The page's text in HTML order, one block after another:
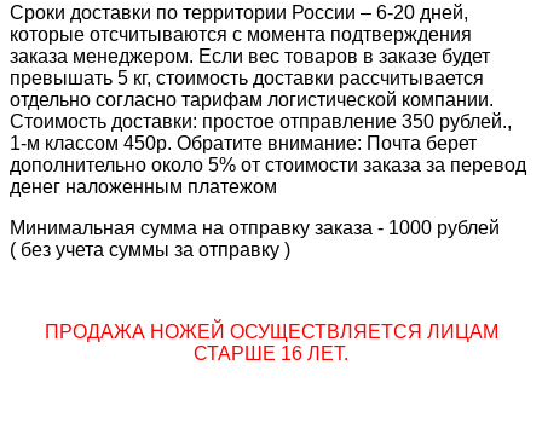
Сроки доставки по территории России – 6-20 дней,
которые отсчитываются с момента подтверждения
заказа менеджером. Если вес товаров в заказе будет
превышать 5 кг, стоимость доставки рассчитывается
отдельно согласно тарифам логистической компании.
Стоимость доставки: простое отправление 350 рублей.,
1-м классом 450р. Обратите внимание: Почта берет
дополнительно около 5% от стоимости заказа за перевод
денег наложенным платежом
Минимальная сумма на отправку заказа - 1000 рублей
( без учета суммы за отправку )
ПРОДАЖА НОЖЕЙ ОСУЩЕСТВЛЯЕТСЯ ЛИЦАМ
СТАРШЕ 16 ЛЕТ.